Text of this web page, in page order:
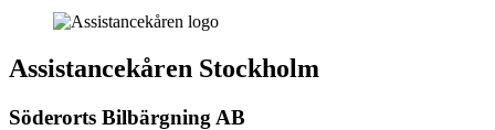
Assistancekåren Stockholm
Söderorts Bilbärgning AB